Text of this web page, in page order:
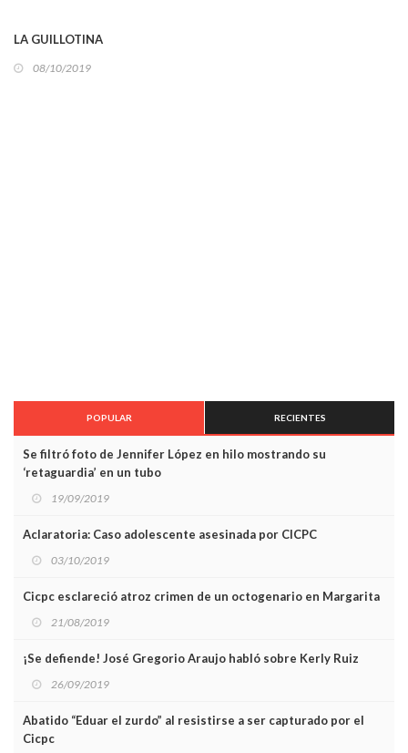
LA GUILLOTINA
08/10/2019
POPULAR RECIENTES
Se filtró foto de Jennifer López en hilo mostrando su
‘retaguardia’ en un tubo
19/09/2019
Aclaratoria: Caso adolescente asesinada por CICPC
03/10/2019
Cicpc esclareció atroz crimen de un octogenario en Margarita
21/08/2019
¡Se defiende! José Gregorio Araujo habló sobre Kerly Ruiz
26/09/2019
Abatido “Eduar el zurdo” al resistirse a ser capturado por el
Cicpc